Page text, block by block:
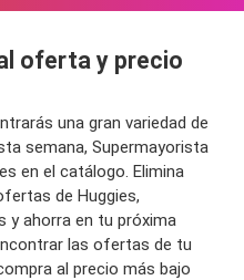
oferta y precio
una gran variedad de
semana, Supermayorista
en el catálogo. Elimina
de Huggies,
y ahorra en tu próxima
las ofertas de tu
al precio más bajo